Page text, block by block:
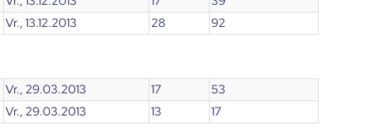
Vr., 13.12.2013 28 92
Vr., 29.03.2013 17
53
Vr., 29.03.2013 13 17